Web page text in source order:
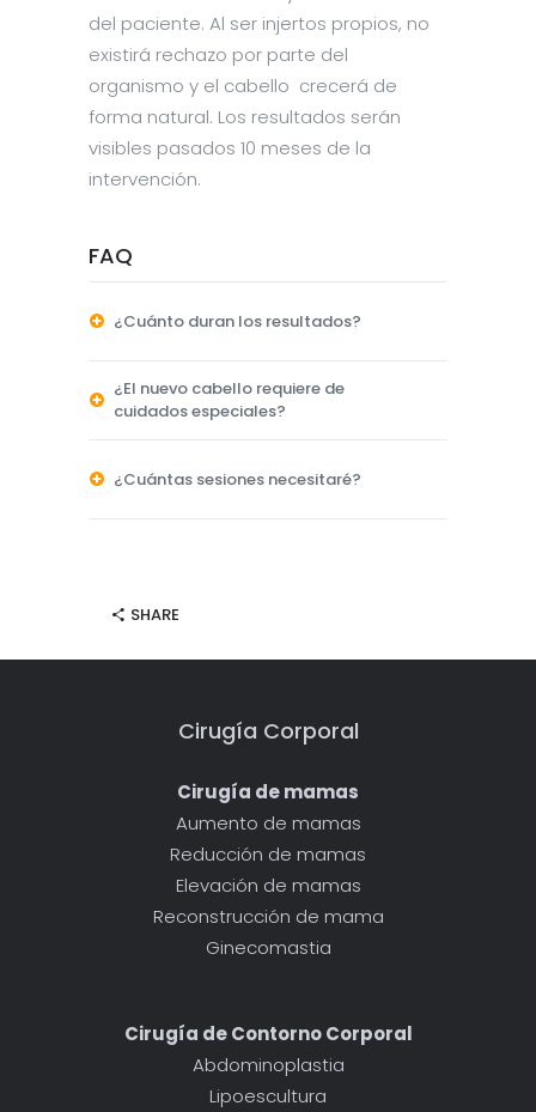
del paciente. Al ser injertos propios, no
existirá rechazo por parte del
organismo y el cabello crecerá de
forma natural. Los resultados serán
visibles pasados 10 meses de la
intervención.
FAQ
¿Cuánto duran los resultados?
¿El nuevo cabello requiere de
cuidados especiales?
¿Cuántas sesiones necesitaré?
SHARE
Cirugía Corporal
Cirugía de mamas
Aumento de mamas
Reducción de mamas
Elevación de mamas
Reconstrucción de mama
Ginecomastia
Cirugía de Contorno Corporal
Abdominoplastia
Lipoescultura